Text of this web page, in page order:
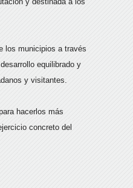
los municipios a través
equilibrado y
y visitantes.
hacerlos más
concreto del